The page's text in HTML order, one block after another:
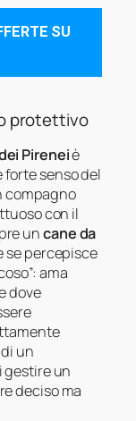
SU
protettivo
Pireneiè
senso del
compagno
con il
uncane da
se percepisce
ama
dove
un
gestire un
deciso ma